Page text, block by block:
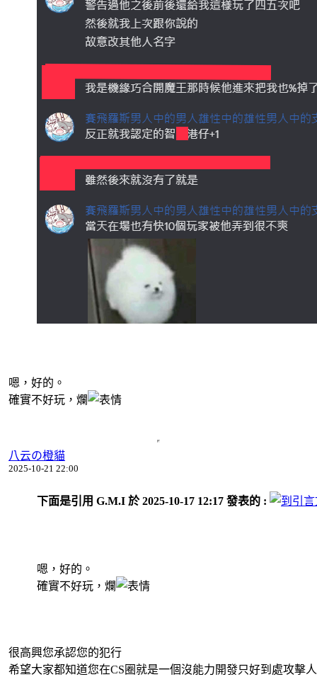
嗯，好的。
確實不好玩，爛
八云の橙貓
2025-10-21 22:00
下面是引用 G.M.I 於 2025-10-17 12:17 發表的 :
嗯，好的。
確實不好玩，爛
很高興您承認您的犯行
希望大家都知道您在CS圈就是一個沒能力開發只好到處攻擊